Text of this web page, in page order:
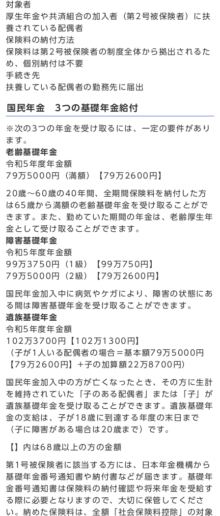
対象者
厚生年金や共済組合の加入者（第2号被保険者）に扶
養されている配偶者
保険料の納付方法
保険料は第2号被保険者の制度全体から拠出されるた
め、個別納付は不要
手続き先
扶養している配偶者の勤務先に届出
国民年金 3つの基礎年金給付
※次の3つの年金を受け取るには、一定の要件があり
ます。
老齢基礎年金
令和5年度年金額
79万5000円（満額）【79万2600円】
20歳～60歳の40年間、全期間保険料を納付した方
は65歳から満額の老齢基礎年金を受け取ることがで
きます。また、勤めていた期間の年金は、老齢厚生年
金として受け取ることができます。
障害基礎年金
令和5年度年金額
99万3750円（1級）【99万750円】
79万5000円（2級）【79万2600円】
国民年金加入中に病気やケガにより、障害の状態にあ
る間は障害基礎年金を受け取ることができます。
遺族基礎年金
令和5年度年金額
102万3700円【102万1300円】
（子が1人いる配偶者の場合＝基本額79万5000円
【79万2600円】+子の加算額22万8700円）
国民年金加入中の方が亡くなったとき、その方に生計
を維持されていた「子のある配偶者」または「子」が
遺族基礎年金を受け取ることができます。遺族基礎年
金の支給は、子が18歳に到達する年度の末日まで
（子に障害がある場合は20歳まで）です。
【】内は68歳以上の方の金額
第1号被保険者に該当する方には、日本年金機構から
基礎年金番号通知書や納付書などが届きます。基礎年
金番号通知書は保険料の納付確認や将来年金を受給す
る際に必要となりますので、大切に保管してくださ
い。納めた保険料は、全額「社会保険料控除」の対象